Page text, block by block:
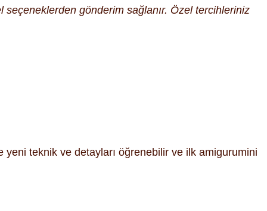
gönderim sağlanır. Özel tercihleriniz
yeni teknik ve detayları öğrenebilir ve ilk amigurumini